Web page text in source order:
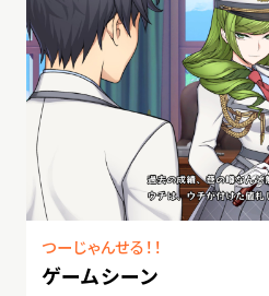
つーじゃんせる！！
ゲームシーン